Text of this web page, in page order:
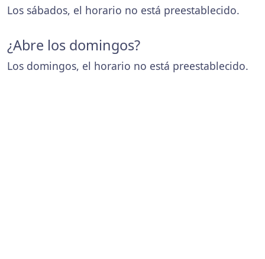
Los sábados, el horario no está preestablecido.
¿Abre los domingos?
Los domingos, el horario no está preestablecido.